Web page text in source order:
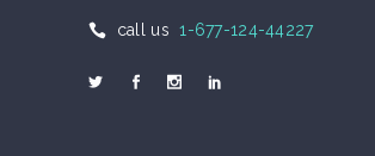
call us 1-677-124-44227